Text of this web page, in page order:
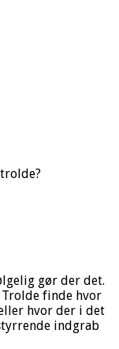
gør der det.
finde hvor
hvor der i det
indgrab